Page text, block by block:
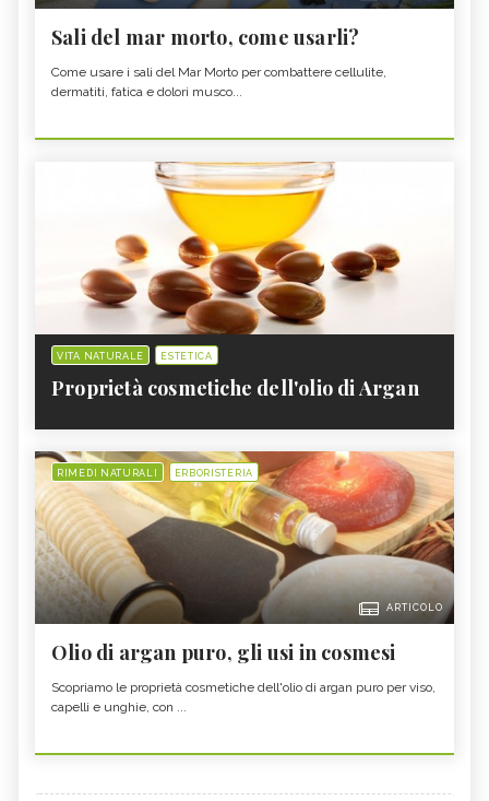
Sali del mar morto, come usarli?
Come usare i sali del Mar Morto per combattere cellulite,
dermatiti, fatica e dolori musco...
VITA NATURALE ESTETICA
Proprietà cosmetiche dell'olio di Argan
RIMEDI NATURALI ERBORISTERIA
ARTICOLO
Olio di argan puro, gli usi in cosmesi
Scopriamo le proprietà cosmetiche dell'olio di argan puro per viso,
capelli e unghie, con ...